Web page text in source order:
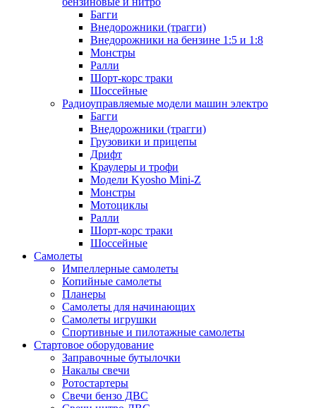
Багги
Внедорожники (трагги)
Внедорожники на бензине 1:5 и 1:8
Монстры
Ралли
Шорт-корс траки
Шоссейные
Радиоуправляемые модели машин электро
Багги
Внедорожники (трагги)
Грузовики и прицепы
Дрифт
Краулеры и трофи
Модели Kyosho Mini-Z
Монстры
Мотоциклы
Ралли
Шорт-корс траки
Шоссейные
Самолеты
Импеллерные самолеты
Копийные самолеты
Планеры
Самолеты для начинающих
Самолеты игрушки
Спортивные и пилотажные самолеты
Стартовое оборудование
Заправочные бутылочки
Накалы свечи
Ротостартеры
Свечи бензо ДВС